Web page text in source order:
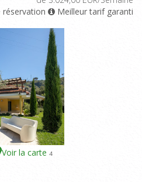
réservation
Meilleur tarif garanti
Voir la carte 4